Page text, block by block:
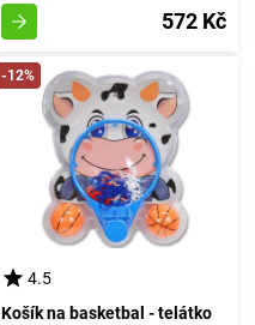
572 Kč
-12%
4.5
Košík na basketbal - telátko